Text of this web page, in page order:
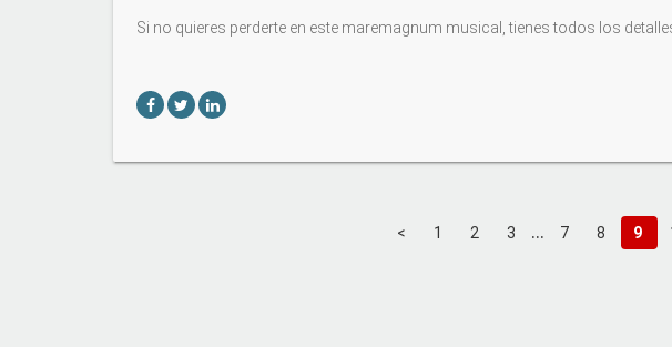
Si no quieres perderte en este maremagnum musical, tienes todos los
< 1 2 3 ... 7 8 9